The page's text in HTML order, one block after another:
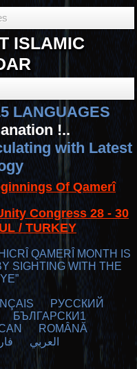
ISLAMIC
LANGUAGES
!..
with Latest
Of Qamerî
Congress 28 - 30
/ TURKEY
QAMERÎ MONTH IS
SIGHTING WITH THE
РУССКИЙ
БЪЛГАРСКИ1
ROMÂNĂ
العربي